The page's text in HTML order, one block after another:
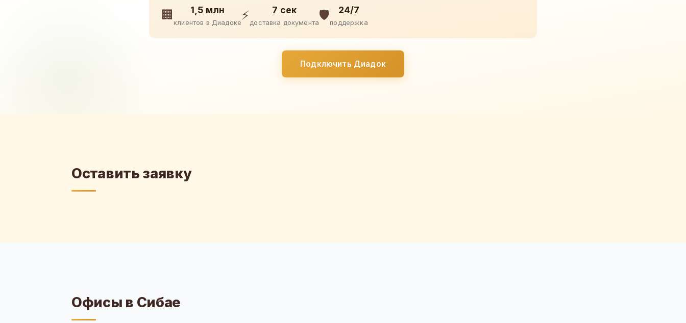
🏢 1,5 млн
клиентов в Диадоке
⚡ 7 сек
доставка документа
🛡️ 24/7
поддержка
Подключить Диадок
Оставить заявку
Офисы в Сибае